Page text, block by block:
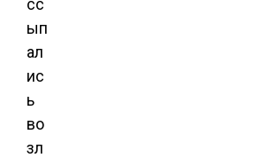
ып
ал
ис
ь
во
зл